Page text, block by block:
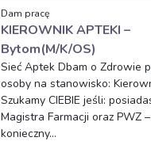
Dam pracę
KIEROWNIK APTEKI –
Bytom(M/K/OS)
Sieć Aptek Dbam o Zdrowie
osoby na stanowisko:
Szukamy CIEBIE jeśli:
Magistra Farmacji oraz PWZ
konieczny...